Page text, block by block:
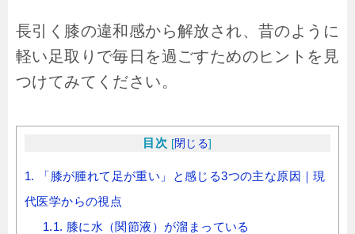
長引く膝の違和感から解放され、昔のように
軽い足取りで毎日を過ごすためのヒントを見
つけてみてください。
目次 [閉じる]
1.
「膝が腫れて足が重い」と感じる3つの主な原因｜現
代医学からの視点
1.1. 膝に水（関節液）が溜まっている